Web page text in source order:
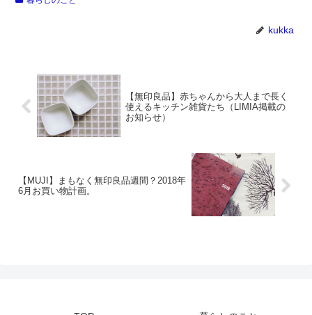
kukka
【無印良品】赤ちゃんから大人まで長く
使えるキッチン雑貨たち（LIMIA掲載の
お知らせ）
【MUJI】まもなく無印良品週間？2018年
6月お買い物計画。